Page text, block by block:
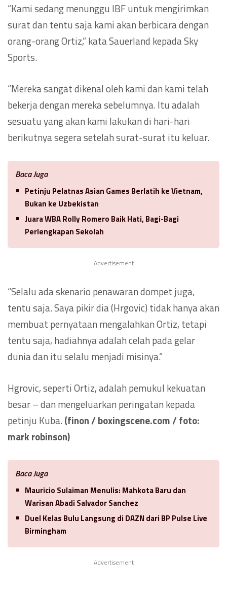
“Kami sedang menunggu IBF untuk mengirimkan
surat dan tentu saja kami akan berbicara dengan
orang-orang Ortiz,” kata Sauerland kepada Sky
Sports.
“Mereka sangat dikenal oleh kami dan kami telah
bekerja dengan mereka sebelumnya. Itu adalah
sesuatu yang akan kami lakukan di hari-hari
berikutnya segera setelah surat-surat itu keluar.
Baca Juga
Petinju Pelatnas Asian Games Berlatih ke Vietnam,
Bukan ke Uzbekistan
Juara WBA Rolly Romero Baik Hati, Bagi-Bagi
Perlengkapan Sekolah
Advertisement
“Selalu ada skenario penawaran dompet juga,
tentu saja. Saya pikir dia (Hrgovic) tidak hanya akan
membuat pernyataan mengalahkan Ortiz, tetapi
tentu saja, hadiahnya adalah celah pada gelar
dunia dan itu selalu menjadi misinya.”
Hgrovic, seperti Ortiz, adalah pemukul kekuatan
besar – dan mengeluarkan peringatan kepada
petinju Kuba.(finon / boxingscene.com / foto:
mark robinson)
Baca Juga
Mauricio Sulaiman Menulis: Mahkota Baru dan
Warisan Abadi Salvador Sanchez
Duel Kelas Bulu Langsung di DAZN dari BP Pulse Live
Birmingham
Advertisement